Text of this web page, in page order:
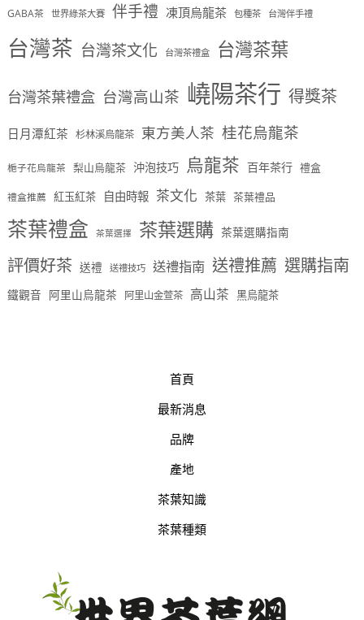
GABA茶 世界綠茶大賽 伴手禮 凍頂烏龍茶 包種茶 台灣伴手禮
台灣茶 台灣茶文化 台灣茶禮盒 台灣茶葉
台灣茶葉禮盒 台灣高山茶 嶢陽茶行 得獎茶
日月潭紅茶 杉林溪烏龍茶 東方美人茶 桂花烏龍茶
梔子花烏龍茶 梨山烏龍茶 沖泡技巧 烏龍茶 百年茶行 禮盒
禮盒推薦 紅玉紅茶 自由時報 茶文化 茶葉 茶葉禮品
茶葉禮盒 茶葉選擇 茶葉選購 茶葉選購指南
評價好茶 送禮 送禮技巧 送禮指南 送禮推薦 選購指南
鐵觀音 阿里山烏龍茶 阿里山金萱茶 高山茶 黑烏龍茶
首頁
最新消息
品牌
產地
茶葉知識
茶葉種類